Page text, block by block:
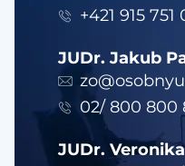
+421 915 751
JUDr. Jakub
02/ 800 800
JUDr.